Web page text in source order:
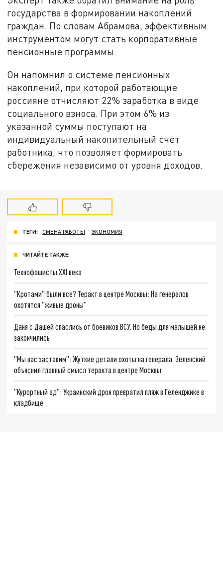
государства в формировании накоплений
граждан. По словам Абрамова, эффективным
инструментом могут стать корпоративные
пенсионные программы.
Он напомнил о системе пенсионных
накоплений, при которой работающие
россияне отчисляют 22% заработка в виде
социального взноса. При этом 6% из
указанной суммы поступают на
индивидуальный накопительный счёт
работника, что позволяет формировать
сбережения независимо от уровня доходов.
ТЕГИ: СМЕНА РАБОТЫ ЭКОНОМИЯ
ЧИТАЙТЕ ТАКЖЕ:
Технофашисты XXI века
"Кротами" были все? Теракт в центре Москвы: На генералов
охотятся "живые дроны"
Даня с Дашей спаслись от боевиков ВСУ. Но беды для малышей не
закончились
"Мы вас заставим": Жуткие детали охоты на генерала. Зеленский
объяснил главный смысл теракта в центре Москвы
"Курортный ад": Украинский дрон превратил пляж в Геленджике в
кладбище